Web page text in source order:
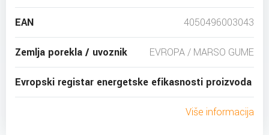
EAN 4050496003043
Zemlja porekla / uvoznik EVROPA / MARSO GUME
Evropski registar energetske efikasnosti proizvoda
Više informacija